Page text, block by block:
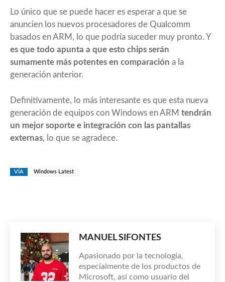
Lo único que se puede hacer es esperar a que se
anuncien los nuevos procesadores de Qualcomm
basados en ARM, lo que podría suceder muy pronto. Y
es que todo apunta a que esto chips serán
sumamente más potentes en comparación a la
generación anterior.
Definitivamente, lo más interesante es que esta nueva
generación de equipos con Windows en ARM tendrán
un mejor soporte e integración con las pantallas
externas, lo que se agradece.
VÍA Windows Latest
MANUEL SIFONTES
Apasionado por la tecnología,
especialmente de los productos de
Microsoft, así como usuario del